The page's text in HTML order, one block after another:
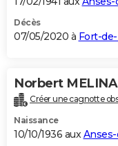
Décès
07/05/2020 à Fort-
Norbert
Créer une cagnotte
Naissance
10/10/1936 aux